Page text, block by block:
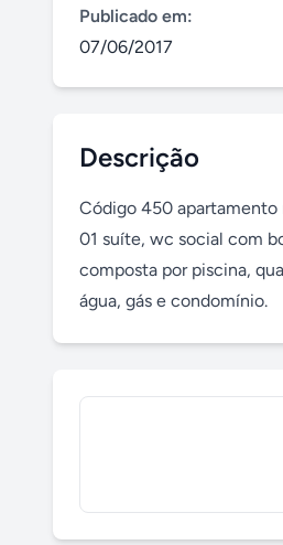
Publicado em:
07/06/2017
Descrição
Código 450 apartamento
01 suíte, wc social com
composta por piscina,
água, gás e condomínio.